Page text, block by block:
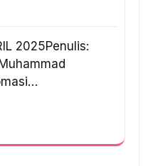
2025Penulis: